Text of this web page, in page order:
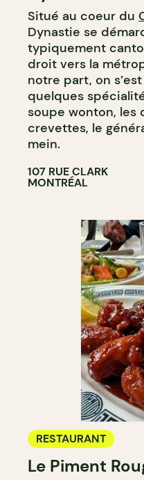
Situé au coeur du
Dynastie se
typiquement
droit vers la
notre part, on
quelques
soupe wonton, les
crevettes, le
mein.
107 RUE CLARK
MONTRÉAL
RESTAURANT
Le Piment